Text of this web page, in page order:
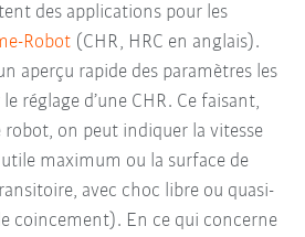
des applications pour les
Robot (CHR, HRC en anglais).
aperçu rapide des paramètres les
réglage d’une CHR. Ce faisant,
robot, on peut indiquer la vitesse
maximum ou la surface de
avec choc libre ou quasi-
coincement). En ce qui concerne